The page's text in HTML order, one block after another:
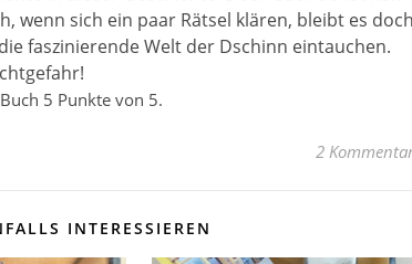
wenn sich ein paar Rätsel klären, bleibt es
faszinierende Welt der Dschinn eintauchen.
5 Punkte von 5.
2
INTERESSIEREN